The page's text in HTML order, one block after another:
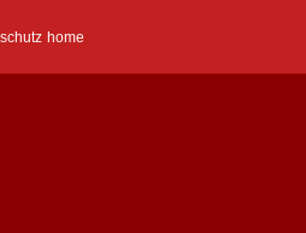
home